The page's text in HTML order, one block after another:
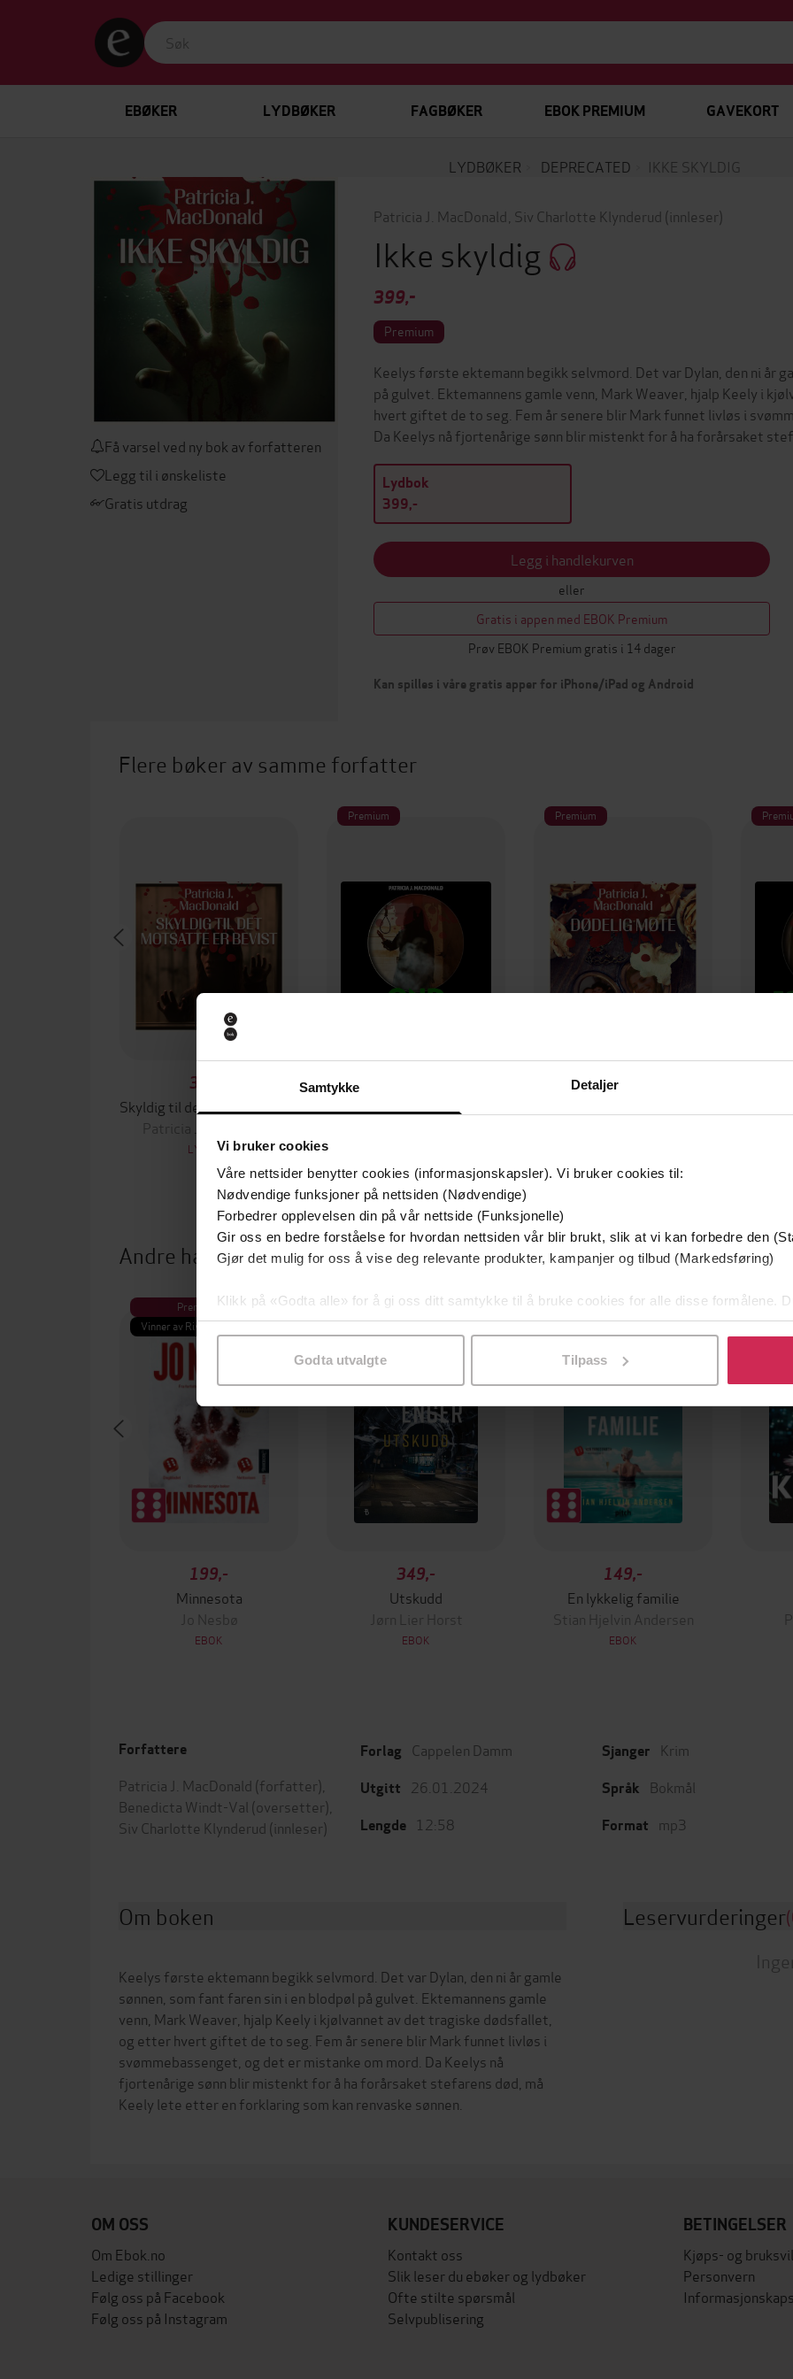
Samtykke Detaljer
Vi bruker cookies
Våre nettsider benytter cookies (informasjonskapsler). Vi bruker cookies til:
Nødvendige funksjoner på nettsiden (Nødvendige)
Forbedrer opplevelsen din på vår nettside (Funksjonelle)
Gir oss en bedre forståelse for hvordan nettsiden vår blir brukt, slik at vi kan forbedre den
Gjør det mulig for oss å vise deg relevante produkter, kampanjer og tilbud (Markedsføring)
Klikk på «Godta alle» for å gi oss ditt samtykke til å bruke cookies for alle disse formålene.
samtykke til spesifikke formål ved å klikke på «Tilpass». Du kan når som helst trekke
Godta utvalgte Tilpass
EBØKER LYDBØKER FAGBØKER EBOK PREMIUM GAVEKORT
LYDBØKER DEPRECATED IKKE SKYLDIG
Få varsel ved ny bok av forfatteren
Legg til i ønskeliste
Gratis utdrag
Patricia J. MacDonald Siv Charlotte Klynderud (innleser)
Ikke skyldig
399,-
Premium
Keelys første ektemann begikk selvmord. Det var Dylan, den ni år
på gulvet. Ektemannens gamle venn, Mark Weaver, hjalp Keely i
hvert giftet de to seg. Fem år senere blir Mark funnet livløs i
Da Keelys nå fjortenårige sønn blir mistenkt for å ha forårsaket
Lydbok
399,-
Legg i handlekurven
eller
Gratis i appen med EBOK Premium
Prøv EBOK Premium gratis i 14 dager
Kan spilles i våre gratis apper for iPhone/iPad og Android
Flere bøker av samme forfatter
399,-
Patricia J. MacDonald
LYDBOK
Premium Premium
350,-
Andre har også kjøpt
Premium
Vinner av Rivertonprisen
199,-
Minnesota
Jo Nesbø
EBOK
Premium
Første gang på tilbud
349,-
Utskudd
Jørn Lier Horst
EBOK
Premium
149,-
En lykkelig familie
Stian Hjelvin Andersen
EBOK
Forfattere
Patricia J. MacDonald (forfatter),
Benedicta Windt-Val (oversetter),
Siv Charlotte Klynderud (innleser)
Forlag Cappelen Damm
Utgitt 26.01.2024
Lengde 12:58
Sjanger Krim
Språk Bokmål
Format mp3
Om boken
Keelys første ektemann begikk selvmord. Det var Dylan, den ni år gamle
sønnen, som fant faren sin i en blodpøl på gulvet. Ektemannens gamle
venn, Mark Weaver, hjalp Keely i kjølvannet av det tragiske dødsfallet,
og etter hvert giftet de to seg. Fem år senere blir Mark funnet livløs i
svømmebassenget, og det er mistanke om mord. Da Keelys nå
fjortenårige sønn blir mistenkt for å ha forårsaket stefarens død, må
Keely lete etter en forklaring som kan renvaske sønnen.
Leservurderinger
OM OSS
Om Ebok.no
Ledige stillinger
Følg oss på Facebook
Følg oss på Instagram
KUNDESERVICE
Kontakt oss
Slik leser du ebøker og lydbøker
Ofte stilte spørsmål
Selvpublisering
BETINGELSER
Kjøps- og
Personvern